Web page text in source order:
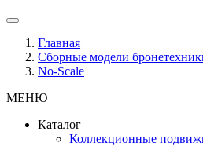
Главная
Сборные модели
No-Scale
МЕНЮ
Каталог
Коллекционные